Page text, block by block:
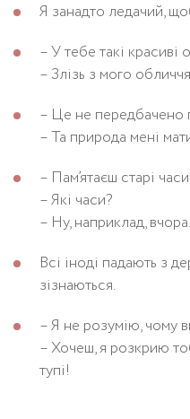
Я занадто ледачий,
– У тебе такі красиві
– Злізь з мого
– Це не
– Та природа мені
– Пам’ятаєш старі
– Які часи?
– Ну, наприклад, вчора.
Всі іноді падають з
зізнаються.
– Я не розумію, чому
– Хочеш, я розкрию
тупі!